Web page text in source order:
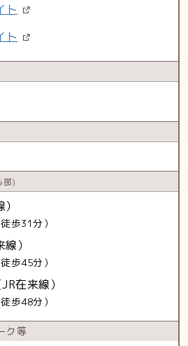
ト
ト
部)
歩31分）
線）
歩45分）
JR在来線）
歩48分）
ク等